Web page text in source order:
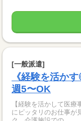
[一般派遣]
《経験を活か
週5〜OK
【経験を活かして医
にピッタリのお仕事が見つかる★ ◇お仕事内